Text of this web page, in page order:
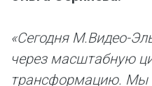
«Сегодня М.Видео-
через масштабную
трансформацию. Мы